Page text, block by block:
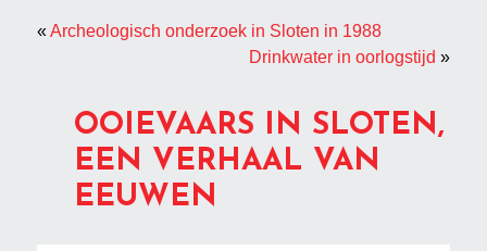
«Archeologisch onderzoek in Sloten in 1988
Drinkwater in oorlogstijd »
OOIEVAARS IN SLOTEN,
EEN VERHAAL VAN
EEUWEN